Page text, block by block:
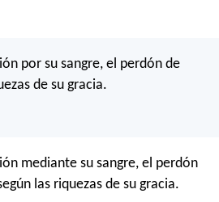
por su sangre, el perdón de
de su gracia.
mediante su sangre, el perdón
las riquezas de su gracia.